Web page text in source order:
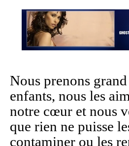
Nous prenons
enfants, nous les
notre cœur et nous
que rien ne puisse
contaminer ou les